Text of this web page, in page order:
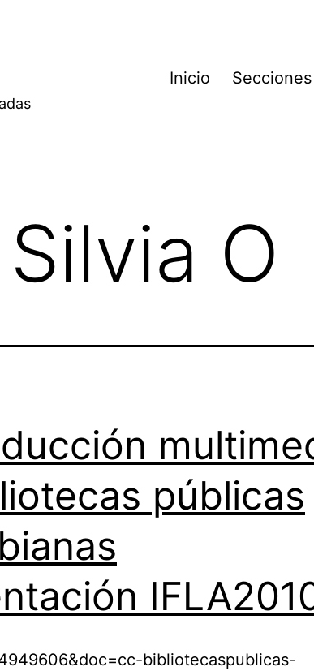
Inicio Secciones
Silvia O
públicas
bibliotecaspublicas-